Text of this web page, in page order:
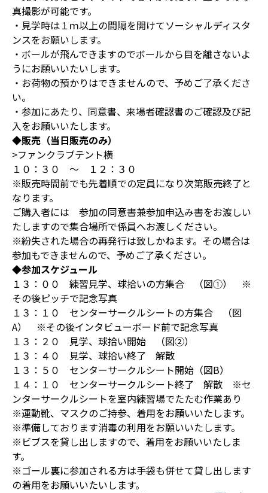
真撮影が可能です。
・見学時は１ｍ以上の間隔を開けてソーシャルディスタ
ンスをお願いします。
・ボールが飛んできますのでボールから目を離さないよ
うにお願いいたいします。
・お荷物の預かりはできませんので、予めご了承くださ
い。
・参加にあたり、同意書、来場者確認書のご確認及び記
入をお願いいたします。
◆販売（当日販売のみ）
>ファンクラブテント横
１０：３０ ～ １２：３０
※販売時間前でも先着順での定員になり次第販売終了と
なります。
ご購入者には 参加の同意書兼参加申込み書をお渡しい
たしますので集合場所で係員へお渡しください。
※紛失された場合の再発行は致しかねます。その場合は
参加もできませんので、予めご了承ください。
◆参加スケジュール
１３：００ 練習見学、球拾いの方集合 （図①） ※
その後ピッチで記念写真
１３：１０ センターサークルシートの方集合 （図
A） ※その後インタビューボード前で記念写真
１３：２０ 見学、球拾い開始 （図②）
１３：４０ 見学、球拾い終了 解散
１３：５０ センターサークルシート開始（図B）
１４：１０ センターサークルシート終了 解散 ※セ
ンターサークルシートを室内練習場でたたむ作業あり
※運動靴、マスクのご持参、着用をお願いいたします。
※準備しております消毒の利用をお願いいたします。
※ビブスを貸し出しますので、着用をお願いいたしま
す。
※ゴール裏に参加される方は手袋も併せて貸し出します
の着用をお願いいたいします。